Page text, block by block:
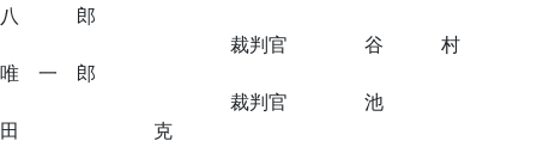
八 郎
裁判官 谷 村
唯 一 郎
裁判官 池
田 克